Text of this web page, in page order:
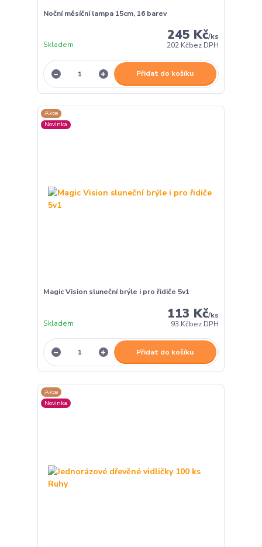
Noční měsíční lampa 15cm, 16 barev
245 Kč/ks
202 Kčbez DPH
Skladem
Přidat do košíku
Akce
Novinka
Magic Vision sluneční brýle i pro řidiče 5v1
113 Kč/ks
93 Kčbez DPH
Skladem
Přidat do košíku
Akce
Novinka